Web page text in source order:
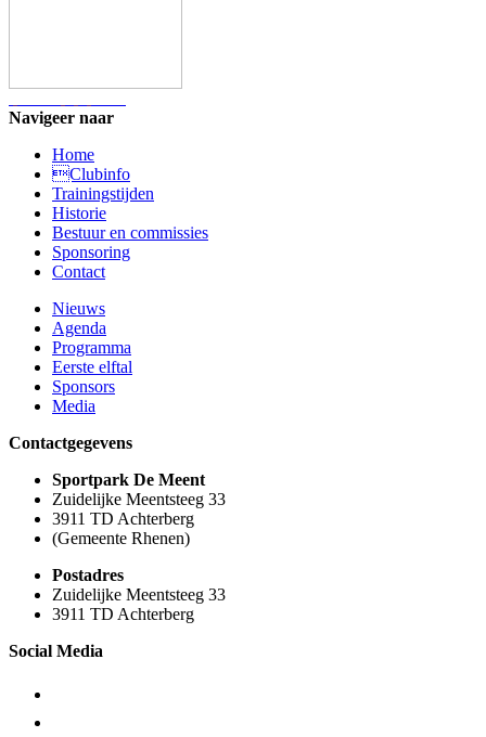
Navigeer naar
Home
Clubinfo
Trainingstijden
Historie
Bestuur en commissies
Sponsoring
Contact
Nieuws
Agenda
Programma
Eerste elftal
Sponsors
Media
Contactgegevens
Sportpark De Meent
Zuidelijke Meentsteeg 33
3911 TD Achterberg
(Gemeente Rhenen)
Postadres
Zuidelijke Meentsteeg 33
3911 TD Achterberg
Social Media